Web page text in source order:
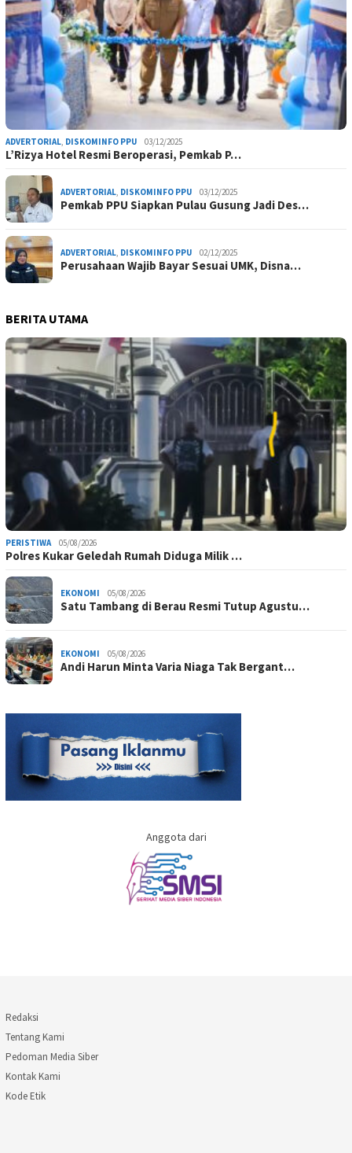
ADVERTORIAL DISKOMINFO PPU 03/12/2025
L’Rizya Hotel Resmi Beroperasi, Pemkab P…
ADVERTORIAL DISKOMINFO PPU 03/12/2025
Pemkab PPU Siapkan Pulau Gusung Jadi Des…
ADVERTORIAL DISKOMINFO PPU 02/12/2025
Perusahaan Wajib Bayar Sesuai UMK, Disna…
BERITA UTAMA
PERISTIWA 05/08/2026
Polres Kukar Geledah Rumah Diduga Milik …
EKONOMI 05/08/2026
Satu Tambang di Berau Resmi Tutup Agustu…
EKONOMI 05/08/2026
Andi Harun Minta Varia Niaga Tak Bergant…
Anggota dari
Redaksi
Tentang Kami
Pedoman Media Siber
Kontak Kami
Kode Etik